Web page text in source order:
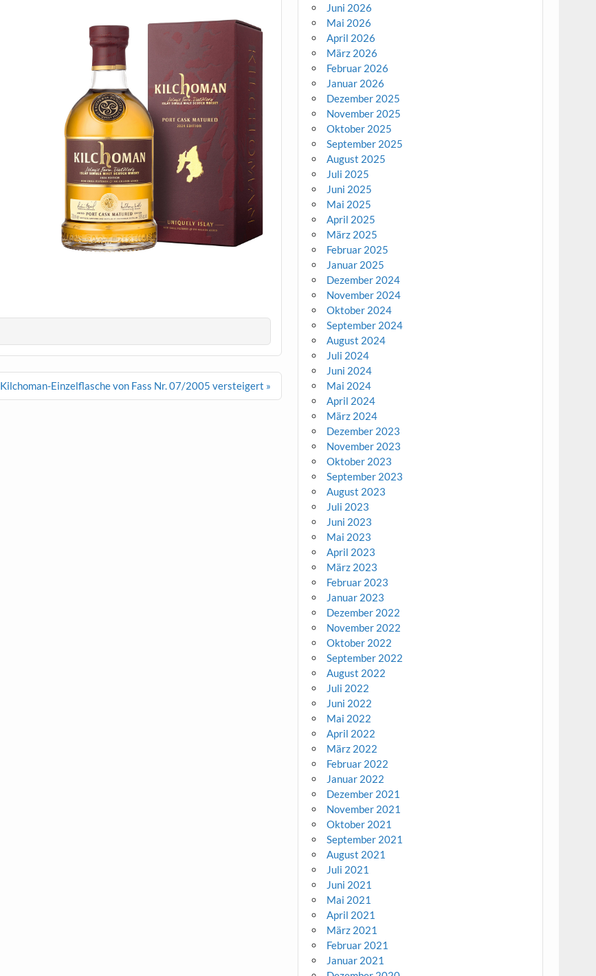
Kilchoman-Einzelflasche von Fass Nr. 07/2005 versteigert »
Juni 2026
Mai 2026
April 2026
März 2026
Februar 2026
Januar 2026
Dezember 2025
November 2025
Oktober 2025
September 2025
August 2025
Juli 2025
Juni 2025
Mai 2025
April 2025
März 2025
Februar 2025
Januar 2025
Dezember 2024
November 2024
Oktober 2024
September 2024
August 2024
Juli 2024
Juni 2024
Mai 2024
April 2024
März 2024
Dezember 2023
November 2023
Oktober 2023
September 2023
August 2023
Juli 2023
Juni 2023
Mai 2023
April 2023
März 2023
Februar 2023
Januar 2023
Dezember 2022
November 2022
Oktober 2022
September 2022
August 2022
Juli 2022
Juni 2022
Mai 2022
April 2022
März 2022
Februar 2022
Januar 2022
Dezember 2021
November 2021
Oktober 2021
September 2021
August 2021
Juli 2021
Juni 2021
Mai 2021
April 2021
März 2021
Februar 2021
Januar 2021